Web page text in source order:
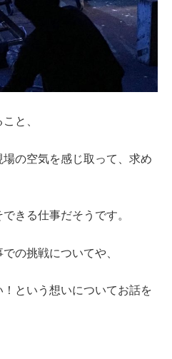
と、
の空気を感じ取って、求め
きる仕事だそうです。
の挑戦についてや、
という想いについてお話を